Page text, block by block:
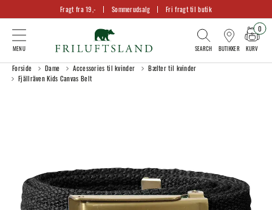
Fragt fra 19,- Sommerudsalg Fri fragt til butik
BUTIKKER KURV
0
Forside Dame Accessories til kvinder
Bælter til kvinder
Fjällräven Kids Canvas Belt